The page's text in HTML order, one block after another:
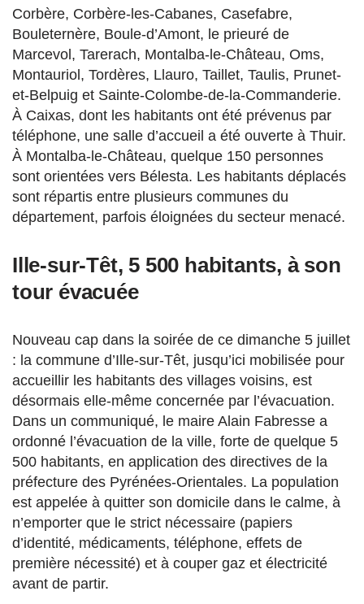
Corbère, Corbère-les-Cabanes, Casefabre,
Bouleternère, Boule-d’Amont, le prieuré de
Marcevol, Tarerach, Montalba-le-Château, Oms,
Montauriol, Tordères, Llauro, Taillet, Taulis, Prunet-
et-Belpuig et Sainte-Colombe-de-la-Commanderie.
À Caixas, dont les habitants ont été prévenus par
téléphone, une salle d’accueil a été ouverte à Thuir.
À Montalba-le-Château, quelque 150 personnes
sont orientées vers Bélesta. Les habitants déplacés
sont répartis entre plusieurs communes du
département, parfois éloignées du secteur menacé.
Ille-sur-Têt, 5 500 habitants, à son
tour évacuée
Nouveau cap dans la soirée de ce dimanche 5 juillet
: la commune d’Ille-sur-Têt, jusqu’ici mobilisée pour
accueillir les habitants des villages voisins, est
désormais elle-même concernée par l’évacuation.
Dans un communiqué, le maire Alain Fabresse a
ordonné l’évacuation de la ville, forte de quelque 5
500 habitants, en application des directives de la
préfecture des Pyrénées-Orientales. La population
est appelée à quitter son domicile dans le calme, à
n’emporter que le strict nécessaire (papiers
d’identité, médicaments, téléphone, effets de
première nécessité) et à couper gaz et électricité
avant de partir.